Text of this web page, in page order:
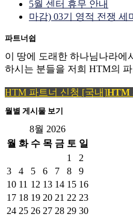
5월 센터 휴무 안내
마감) 03기 영적 전쟁 세
파트너쉽
이 땅에 도래한 하나님나라에
하시는 분들을 저희 HTM의
HTM 파트너 신청 [국내]HTM
월별 게시물 보기
8월 2026
월 화 수 목 금 토 일
1
2
3
4 5 6 7 8
9
10 11 12 13 14 15 16
17 18 19 20 21 22 23
24 25 26 27 28 29 30